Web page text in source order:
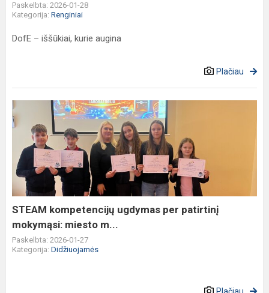
Paskelbta: 2026-01-28
Kategorija: Renginiai
DofE – iššūkiai, kurie augina
Plačiau
STEAM
kompetencijų
ugdymas
per
patirtinį
mokymąsi:
miesto
m...
STEAM kompetencijų ugdymas per patirtinį
mokymąsi: miesto m...
Paskelbta: 2026-01-27
Kategorija: Didžiuojamės